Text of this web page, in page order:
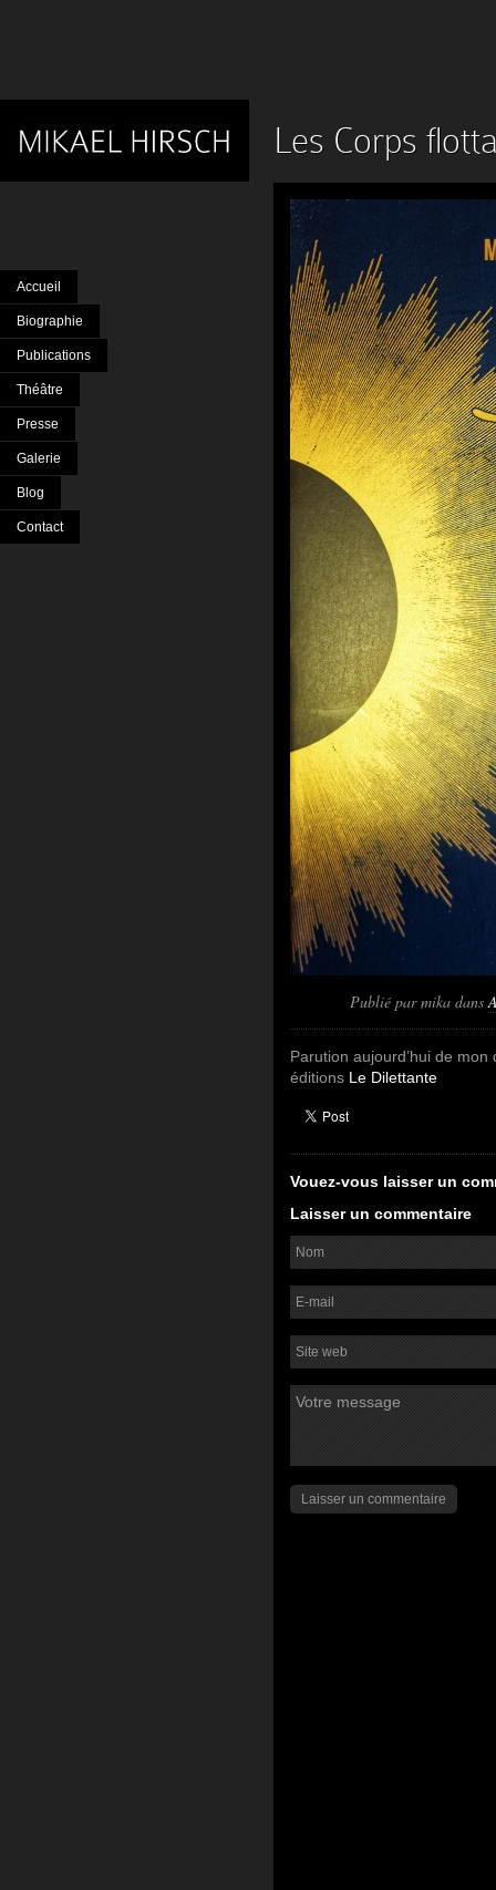
Accueil
Biographie
Publications
Théâtre
Presse
Galerie
Blog
Contact
Les Corps
Publié parmika dans
Parution aujourd’hui de
éditions Le Dilettante
Vouez-vous laisser un
Laisser un commentaire